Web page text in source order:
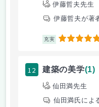
伊藤哲夫先生
伊藤哲夫が著
充実 5
12 建築の美学(1)
仙田満先生
仙田満氏によ